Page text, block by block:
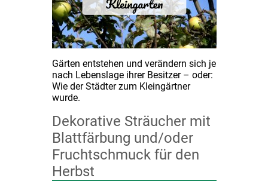
Gärten entstehen und verändern sich je
nach Lebenslage ihrer Besitzer – oder:
Wie der Städter zum Kleingärtner
wurde.
Dekorative Sträucher mit
Blattfärbung und/oder
Fruchtschmuck für den
Herbst